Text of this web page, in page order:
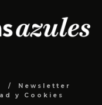
Newsletter
y Cookies